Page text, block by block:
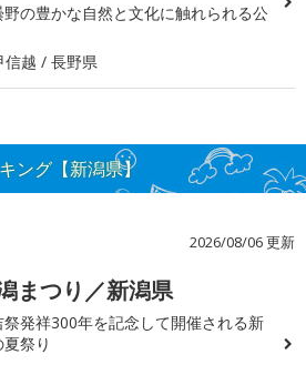
野の豊かな自然と文化に触れられる公
信越 / 長野県
ング【新潟県】
2026/08/06 更新
まつり／新潟県
祭発祥300年を記念して開催される新
祭り